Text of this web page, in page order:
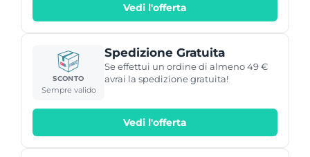
Vedi l'offerta
SCONTO
Sempre valido
Spedizione Gratuita
Se effettui un ordine di almeno 49 €
avrai la spedizione gratuita!
Vedi l'offerta